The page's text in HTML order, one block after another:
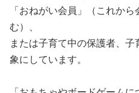
「おねがい会員」（これか
む）、
または子育て中の保護者、
象にしています。